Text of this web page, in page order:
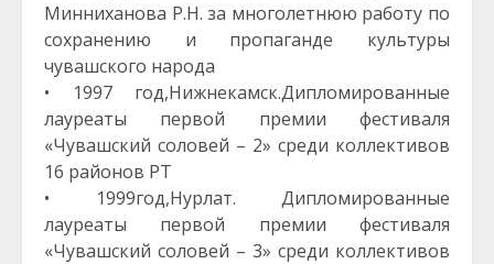
Минниханова Р.Н. за многолетнюю работу по
сохранению и пропаганде культуры
чувашского народа
• 1997 год,Нижнекамск.Дипломированные
лауреаты первой премии фестиваля
«Чувашский соловей – 2» среди коллективов
16 районов РТ
• 1999год,Нурлат. Дипломированные
лауреаты первой премии фестиваля
«Чувашский соловей – 3» среди коллективов